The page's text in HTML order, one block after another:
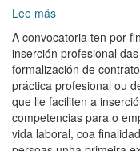
Lee más
PARA
PROMOVER
A
PRIMEIRA
EXPERIENCIA
PROFESIONAL
DAS
A convocatoria ten por
inserción profesional
formalización de
práctica profesional ou
que lle faciliten a
competencias para o
vida laboral, coa